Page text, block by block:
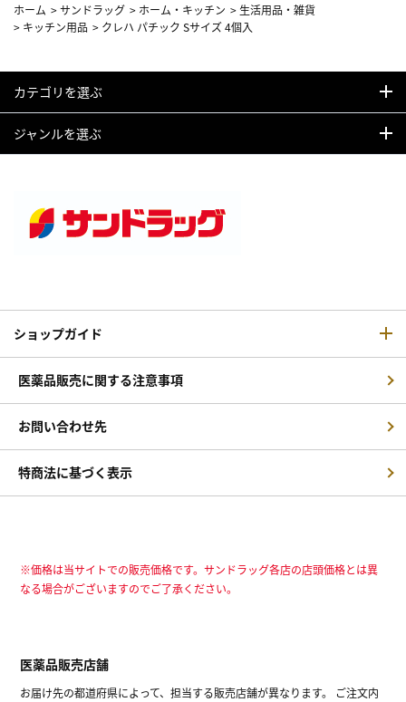
ホーム >サンドラッグ > ホーム・キッチン > 生活用品・雑貨
> キッチン用品 > クレハ パチック Sサイズ 4個入
カテゴリを選ぶ
ジャンルを選ぶ
ショップガイド
医薬品販売に関する注意事項
お問い合わせ先
特商法に基づく表示
※価格は当サイトでの販売価格です。サンドラッグ各店の店頭価格とは異
なる場合がございますのでご了承ください。
医薬品販売店舗
お届け先の都道府県によって、担当する販売店舗が異なります。 ご注文内